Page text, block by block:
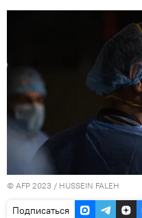
© AFP 2023 / HUSSEIN FALEH
Подписаться